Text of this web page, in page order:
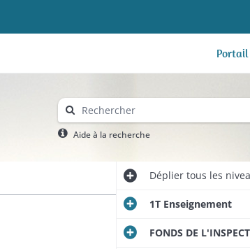
Aide à la recherche
Dépliertous les
1T Enseignement
FONDS DE